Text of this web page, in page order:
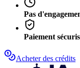
Pas
Paiement
Acheter des crédits